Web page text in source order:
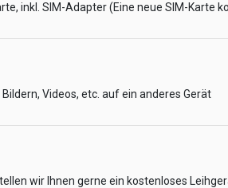
inkl. SIM-Adapter (Eine neue SIM-Karte
Videos, etc. auf ein anderes Gerät
wir Ihnen gerne ein kostenloses